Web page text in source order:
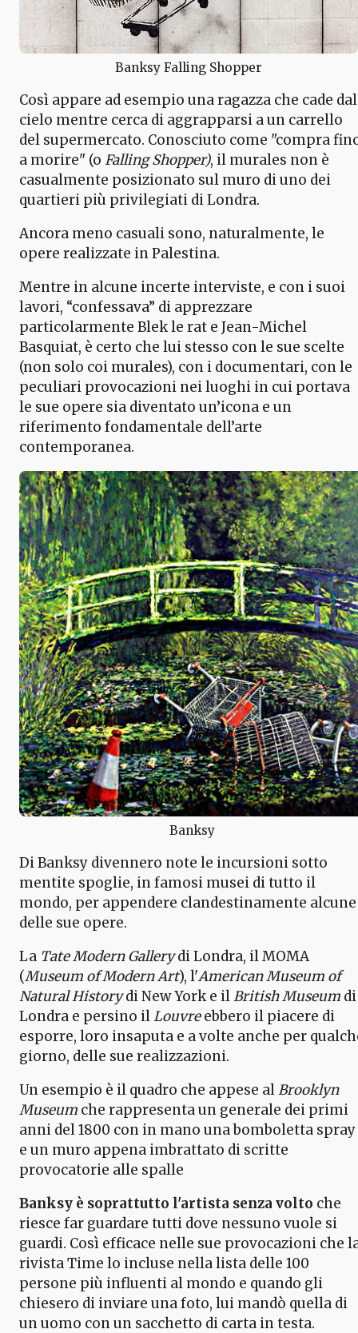
Banksy Falling Shopper
Così appare ad esempio una ragazza che cade dal
cielo mentre cerca di aggrapparsi a un carrello
del supermercato. Conosciuto come "compra
a morire" (o Falling Shopper), il murales non è
casualmente posizionato sul muro di uno dei
quartieri più privilegiati di Londra.
Ancora meno casuali sono, naturalmente, le
opere realizzate in Palestina.
Mentre in alcune incerte interviste, e con i suoi
lavori, “confessava” di apprezzare
particolarmente Blek le rat e Jean-Michel
Basquiat, è certo che lui stesso con le sue scelte
(non solo coi murales), con i documentari, con le
peculiari provocazioni nei luoghi in cui portava
le sue opere sia diventato un’icona e un
riferimento fondamentale dell’arte
contemporanea.
Banksy
Di Banksy divennero note le incursioni sotto
mentite spoglie, in famosi musei di tutto il
mondo, per appendere clandestinamente alcune
delle sue opere.
La Tate Modern Gallerydi Londra, il MOMA
(Museum of Modern Art), l'American Museum of
Natural Historydi New York e ilBritish Museum di
Londra e persino ilLouvreebbero il piacere di
esporre, loro insaputa e a volte anche per
giorno, delle sue realizzazioni.
Un esempio è il quadro che appese alBrooklyn
Museum che rappresenta un generale dei primi
anni del 1800 con in mano una bomboletta spray
e un muro appena imbrattato di scritte
provocatorie alle spalle
Banksy è soprattutto l'artista senza volto che
riesce far guardare tutti dove nessuno vuole si
guardi. Così efficace nelle sue provocazioni che
rivista Time lo incluse nella lista delle 100
persone più influenti al mondo e quando gli
chiesero di inviare una foto, lui mandò quella di
un uomo con un sacchetto di carta in testa.